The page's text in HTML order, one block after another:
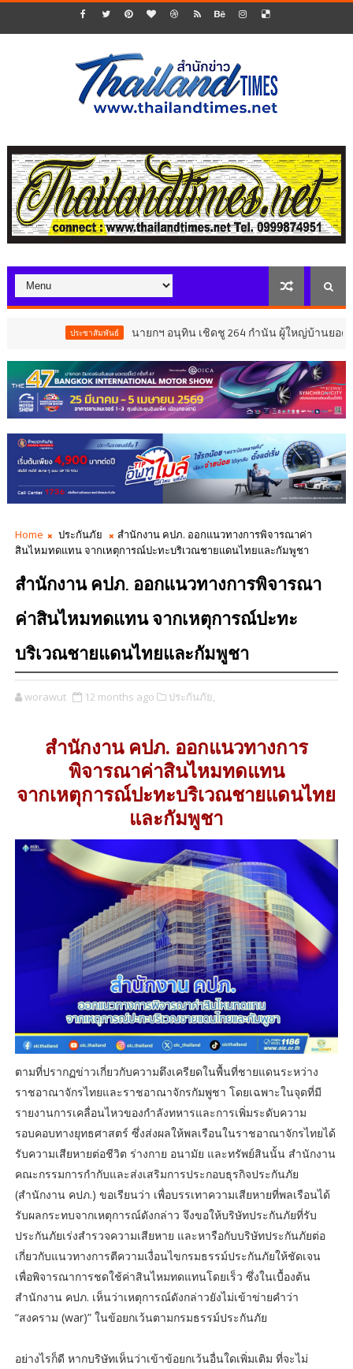
ประชาสัมพันธ์ นายกฯ อนุทิน เชิดชู 264 กำนัน ผู้ใหญ่บ้านยอดเยี่ยม ม
Home ประกันภัย
สำนักงาน คปภ. ออกแนวทางการพิจารณาค่า
สินไหมทดแทน จากเหตุการณ์ปะทะบริเวณชายแดนไทยและกัมพูชา
สำนักงาน คปภ. ออกแนวทางการพิจารณา
ค่าสินไหมทดแทน จากเหตุการณ์ปะทะ
บริเวณชายแดนไทยและกัมพูชา
worawut 12 months ago ประกันภัย,
สำนักงาน คปภ. ออกแนวทางการ
พิจารณาค่าสินไหมทดแทน
จากเหตุการณ์ปะทะบริเวณชายแดนไทย
และกัมพูชา
ตามที่ปรากฏข่าวเกี่ยวกับความตึงเครียดในพื้นที่ชายแดนระหว่าง
ราชอาณาจักรไทยและราชอาณาจักรกัมพูชา โดยเฉพาะในจุดที่มี
รายงานการเคลื่อนไหวของกำลังทหารและการเพิ่มระดับความ
รอบคอบทางยุทธศาสตร์ ซึ่งส่งผลให้พลเรือนในราชอาณาจักรไทยได้
รับความเสียหายต่อชีวิต ร่างกาย อนามัย และทรัพย์สินนั้น สำนักงาน
คณะกรรมการกำกับและส่งเสริมการประกอบธุรกิจประกันภัย
(สำนักงาน คปภ.) ขอเรียนว่า เพื่อบรรเทาความเสียหายที่พลเรือนได้
รับผลกระทบจากเหตุการณ์ดังกล่าว จึงขอให้บริษัทประกันภัยที่รับ
ประกันภัยเร่งสำรวจความเสียหาย และหารือกับบริษัทประกันภัยต่อ
เกี่ยวกับแนวทางการตีความเงื่อนไขกรมธรรม์ประกันภัยให้ชัดเจน
เพื่อพิจารณาการชดใช้ค่าสินไหมทดแทนโดยเร็ว ซึ่งในเบื้องต้น
สำนักงาน คปภ. เห็นว่าเหตุการณ์ดังกล่าวยังไม่เข้าข่ายคำว่า
“สงคราม (war)” ในข้อยกเว้นตามกรมธรรม์ประกันภัย
อย่างไรก็ดี หากบริษัทเห็นว่าเข้าข้อยกเว้นอื่นใดเพิ่มเติม ที่จะไม่